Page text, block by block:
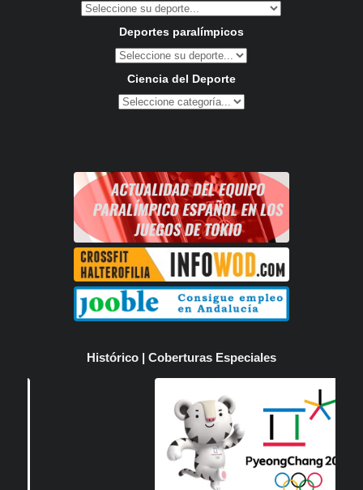
Deportes paralímpicos
Ciencia del Deporte
Histórico | Coberturas Especiales